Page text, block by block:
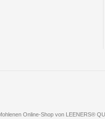
Online-Shop von LEENERS®